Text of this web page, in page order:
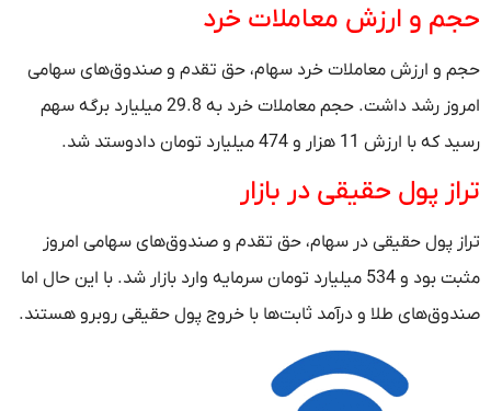
حجم و ارزش معاملات خرد
حجم و ارزش معاملات خرد سهام، حق تقدم و صندوق‌های سهامی
امروز رشد داشت. حجم معاملات خرد به 29.8 میلیارد برگه سهم
رسید که با ارزش 11 هزار و 474 میلیارد تومان دادوستد شد.
تراز پول حقیقی در بازار
تراز پول حقیقی در سهام، حق تقدم و صندوق‌های سهامی امروز
مثبت بود و 534 میلیارد تومان سرمایه وارد بازار شد. با این حال اما
صندوق‌های طلا و درآمد ثابت‌ها با خروج پول حقیقی روبرو هستند.